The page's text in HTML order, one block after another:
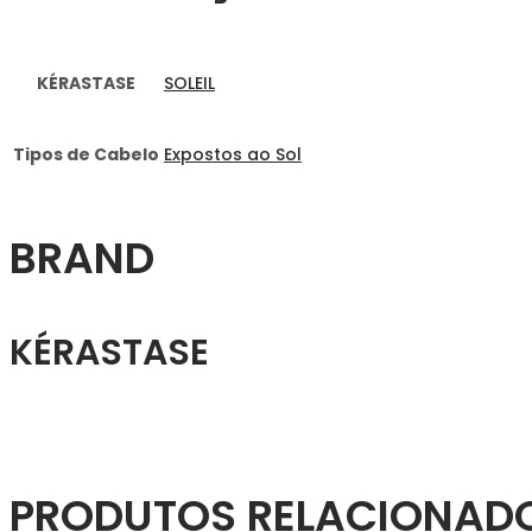
KÉRASTASE SOLEIL
Tipos de Cabelo Expostos ao Sol
BRAND
KÉRASTASE
PRODUTOS